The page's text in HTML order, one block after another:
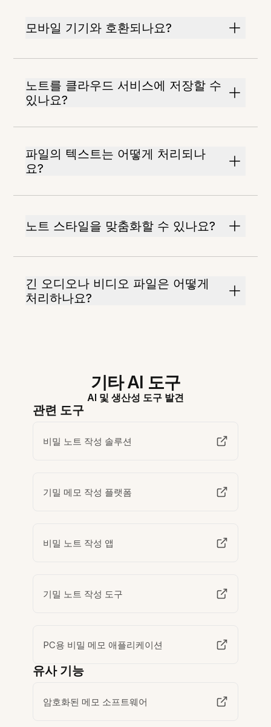
모바일 기기와 호환되나요?
노트를 클라우드 서비스에 저장할 수
있나요?
파일의 텍스트는 어떻게 처리되나
요?
노트 스타일을 맞춤화할 수 있나요?
긴 오디오나 비디오 파일은 어떻게
처리하나요?
기타 AI 도구
AI 및 생산성 도구 발견
관련 도구
비밀 노트 작성 솔루션
기밀 메모 작성 플랫폼
비밀 노트 작성 앱
기밀 노트 작성 도구
PC용 비밀 메모 애플리케이션
유사 기능
암호화된 메모 소프트웨어